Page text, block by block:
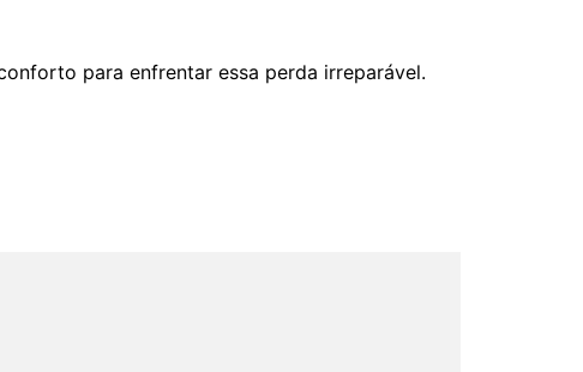
para enfrentar essa perda irreparável.